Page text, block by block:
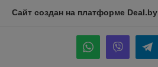
Сайт создан на платформе Deal.by